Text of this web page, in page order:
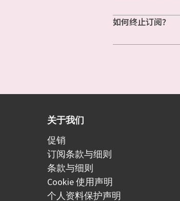
如何终止订阅？
关于我们
促销
订阅条款与细则
条款与细则
Cookie 使用声明
个人资料保护声明